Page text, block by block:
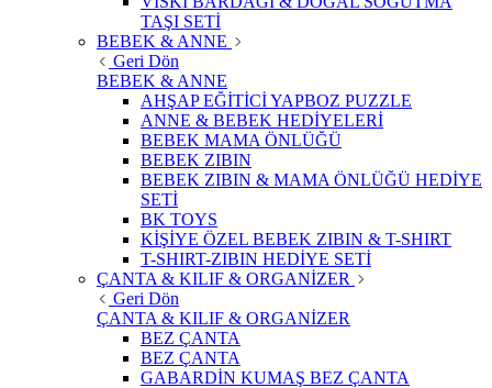
TAŞI SETİ
BEBEK & ANNE
Geri Dön
BEBEK & ANNE
AHŞAP EĞİTİCİ YAPBOZ PUZZLE
ANNE & BEBEK HEDİYELERİ
BEBEK MAMA ÖNLÜĞÜ
BEBEK ZIBIN
BEBEK ZIBIN & MAMA ÖNLÜĞÜ HEDİYE
SETİ
BK TOYS
KİŞİYE ÖZEL BEBEK ZIBIN & T-SHIRT
T-SHIRT-ZIBIN HEDİYE SETİ
ÇANTA & KILIF & ORGANİZER
Geri Dön
ÇANTA & KILIF & ORGANİZER
BEZ ÇANTA
BEZ ÇANTA
GABARDİN KUMAŞ BEZ ÇANTA